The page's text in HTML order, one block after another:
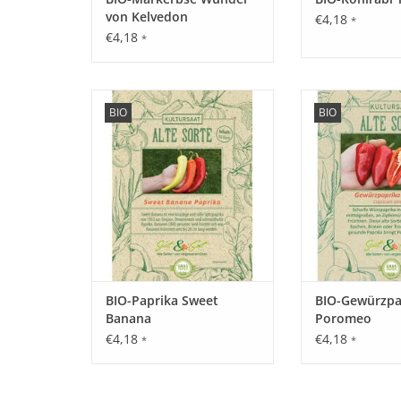
von Kelvedon
€4,18 *
€4,18 *
BIO
Entdecken Sie unsere seltene,
historische Paprika wieder, die
fast in Vergessenheit geraten ist!
ZUM WARENKORB HINZUFÜGEN
BIO-Paprika Sweet
Banana
€4,18 *
BIO
Entdecken Sie
historische
fast in
ZUM
BIO-
Poromeo
€4,18 *